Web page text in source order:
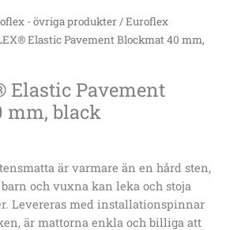
- övriga produkter/Euroflex
Elastic Pavement Blockmat 40 mm,
Elastic Pavement
mm, black
är varmare än en hård sten,
och vuxna kan leka och stoja
Levereras med installationspinnar
är mattorna enkla och billiga att